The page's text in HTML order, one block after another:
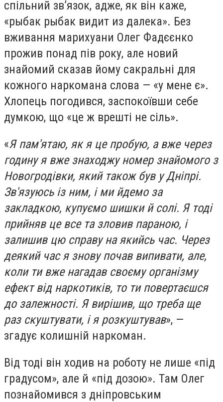
спільний зв’язок, адже, як він каже,
«рыбак рыбак видит из далека». Без
вживання марихуани Олег Фадєєнко
прожив понад пів року, але новий
знайомий сказав йому сакральні для
кожного наркомана слова — «у мене є».
Хлопець погодився, заспокоївши себе
думкою, що «це ж врешті не сіль».
«Я пам'ятаю, як я це пробую, а вже через
годину я вже знаходжу номер знайомого з
Новогродівки, який також був у Дніпрі.
Зв'язуюсь із ним, і ми йдемо за
закладкою, купуємо шишки й солі. Я тоді
прийняв це все та зловив параною, і
залишив цю справу на якийсь час. Через
деякий час я знову почав випивати, але,
коли ти вже нагадав своєму організму
ефект від наркотиків, то ти повертаєшся
до залежності. Я вирішив, що треба ще
раз скуштувати, і я розкуштував», —
згадує колишній наркоман.
Від тоді він ходив на роботу не лише «під
градусом», але й «під дозою». Там Олег
познайомився з дніпровським